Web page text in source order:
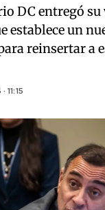
DC entregó su
establece un
reinsertar a
11:15